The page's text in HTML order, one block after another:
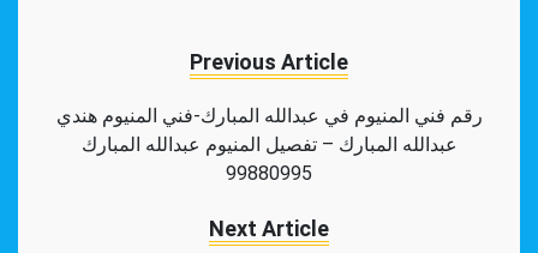
Previous Article
رقم فني المنيوم في عبدالله المبارك-فني المنيوم هندي
عبدالله المبارك – تفصيل المنيوم عبدالله المبارك
99880995
Next Article